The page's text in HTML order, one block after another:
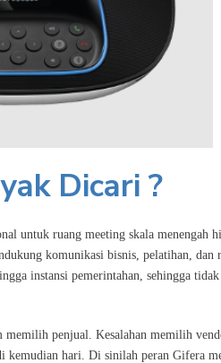
Dicari ?
untuk ruang meeting skala menengah
komunikasi bisnis, pelatihan, dan
instansi pemerintahan, sehingga
penjual. Kesalahan memilih
kemudian hari. Di sinilah peran Gifera